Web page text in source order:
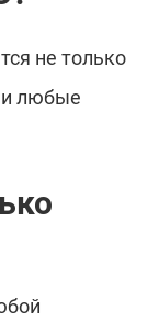
не только
и любые